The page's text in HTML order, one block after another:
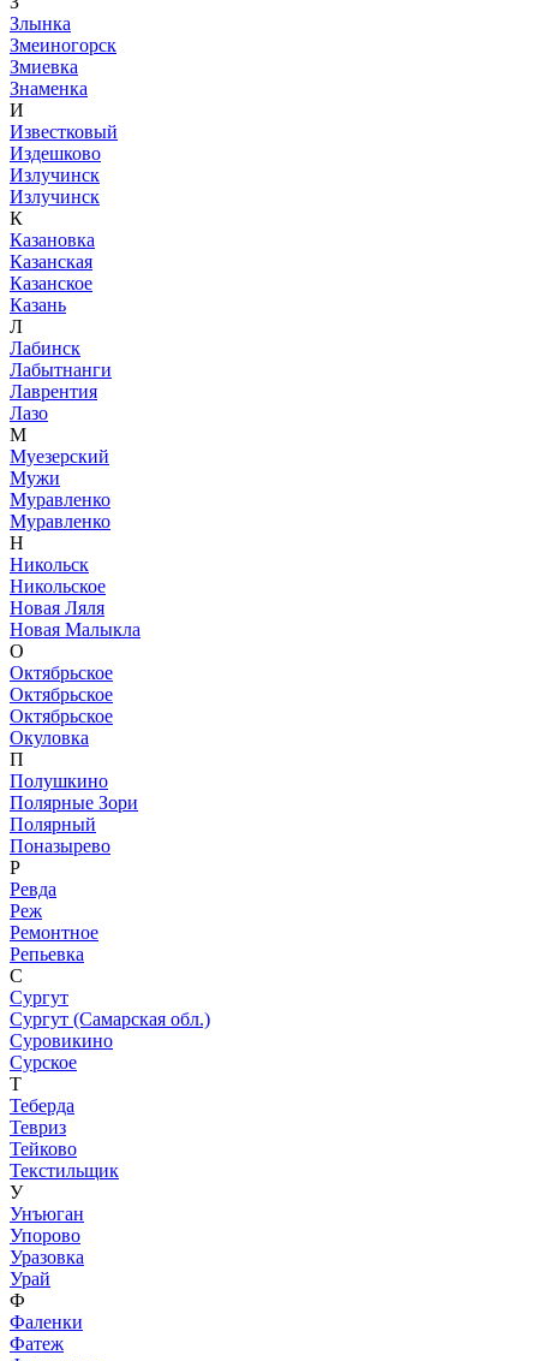
Злынка
Змеиногорск
Змиевка
Знаменка
И
Известковый
Издешково
Излучинск
Излучинск
К
Казановка
Казанская
Казанское
Казань
Л
Лабинск
Лабытнанги
Лаврентия
Лазо
М
Муезерский
Мужи
Муравленко
Муравленко
Н
Никольск
Никольское
Новая Ляля
Новая Малыкла
О
Октябрьское
Октябрьское
Октябрьское
Окуловка
П
Полушкино
Полярные Зори
Полярный
Поназырево
Р
Ревда
Реж
Ремонтное
Репьевка
С
Сургут
Сургут (Самарская обл.)
Суровикино
Сурское
Т
Теберда
Тевриз
Тейково
Текстильщик
У
Унъюган
Упорово
Уразовка
Урай
Ф
Фаленки
Фатеж